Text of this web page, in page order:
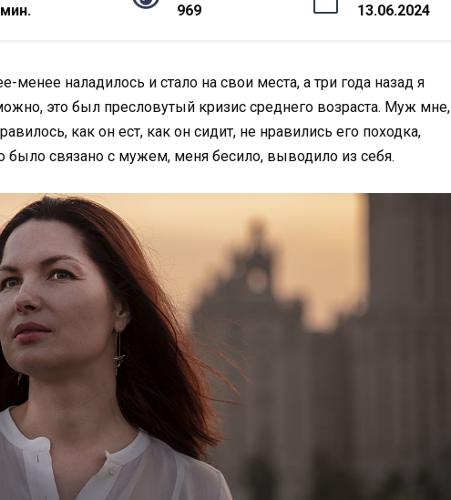
969 13.06.2024
менее наладилось и стало на свои места, а три года назад я
это был пресловутый кризис среднего возраста. Муж мне,
как он ест, как он сидит, не нравились его походка,
было связано с мужем, меня бесило, выводило из себя.